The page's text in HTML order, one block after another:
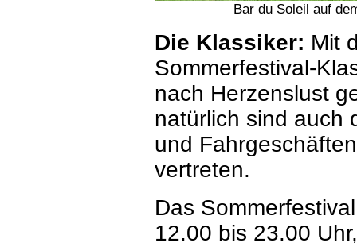
Bar du Soleil auf
Die Klassiker: Mit
Sommerfestival-
nach Herzenslust
natürlich sind auch
und
vertreten.
Das
12.00 bis 23.00